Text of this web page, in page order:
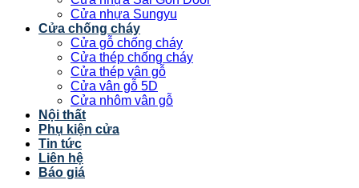
Cửa nhựa Sungyu
Cửa chống cháy
Cửa gỗ chống cháy
Cửa thép chống cháy
Cửa thép vân gỗ
Cửa vân gỗ 5D
Cửa nhôm vân gỗ
Nội thất
Phụ kiện cửa
Tin tức
Liên hệ
Báo giá